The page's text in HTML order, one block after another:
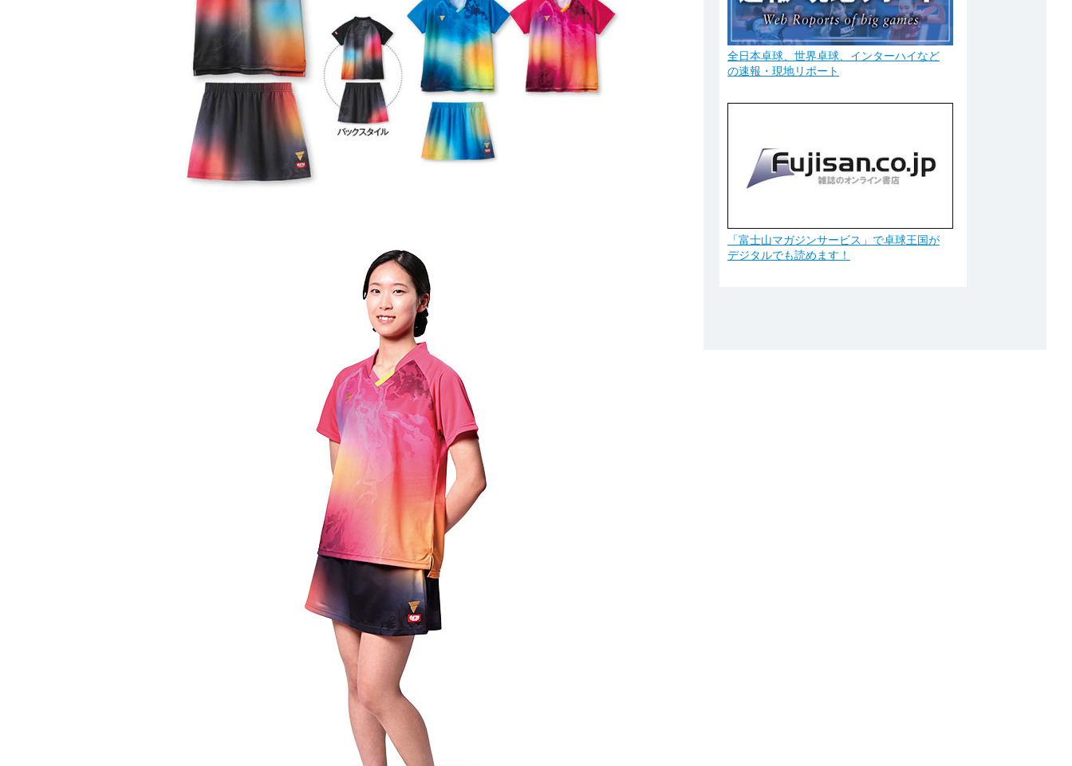
全日本卓球、世界卓球、インターハイなど
の速報・現地リポート
「富士山マガジンサービス」で卓球王国が
デジタルでも読めます！